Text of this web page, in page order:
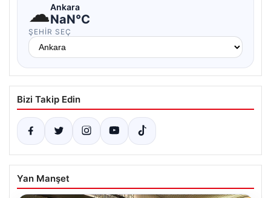
☁Ankara
NaN°C
ŞEHIR SEÇ
Bizi Takip Edin
Yan Manşet